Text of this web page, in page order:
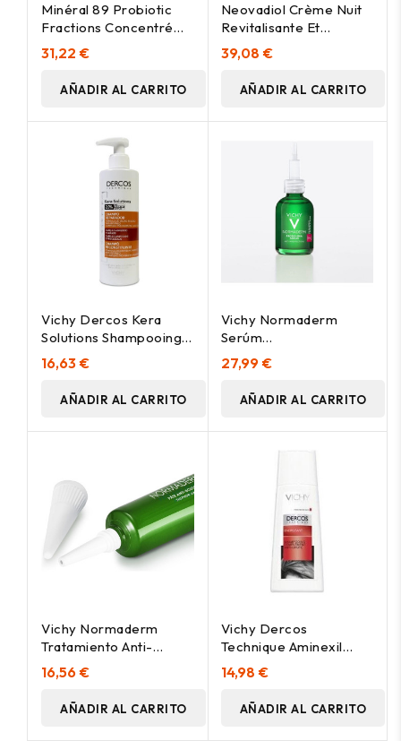
Minéral 89 Probiotic
Fractions Concentré
Sérum 30 Ml
31,22 €
AÑADIR AL CARRITO
Neovadiol Crème Nuit
Revitalisante Et
Repulpante 50 Ml
39,08 €
AÑADIR AL CARRITO
Vichy Dercos Kera
Solutions Shampooing
Reconstituant 250Ml
16,63 €
AÑADIR AL CARRITO
Vichy Normaderm
Serúm
Antimperfecciones
Probio-Bha, 30 Ml
27,99 €
AÑADIR AL CARRITO
Vichy Normaderm
Tratamiento Anti-
Imperfecciones Con
Azufre 20Ml
16,56 €
AÑADIR AL CARRITO
Vichy Dercos
Technique Aminexil
Champú Estimulante
200Ml
14,98 €
AÑADIR AL CARRITO